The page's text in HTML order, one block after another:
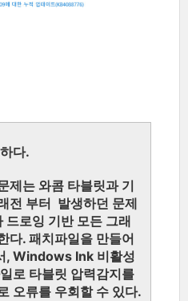
다.
제는 와콤 타블릿과 기
전 부터 발생하던 문제
드로잉 기반 모든 그래
다. 패치파일을 만들어
, Windows Ink 비활성
로 타블릿 압력감지를
오류를 우회할 수 있다.